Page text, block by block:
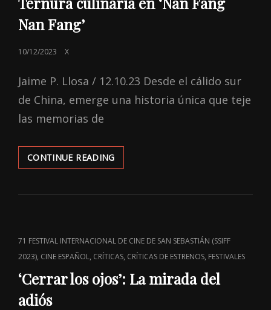
Nan Fang’
POSTED
10/12/2023 X
Jaime P. Llosa / 12.10.23 Desde el cálido sur
de China, emerge una historia única que teje
las memorias de
CONTINUE READINGTERNURA
CULINARIA
‘NAN
CAT
LINKS
71 FESTIVAL INTERNACIONAL DE CINE DE SAN SEBASTIÁN (SSIFF
2023), CINE ESPAÑOL, CRÍTICAS, CRÍTICAS DE ESTRENOS, FESTIVALES
‘Cerrar los ojos’: La mirada del
adiós